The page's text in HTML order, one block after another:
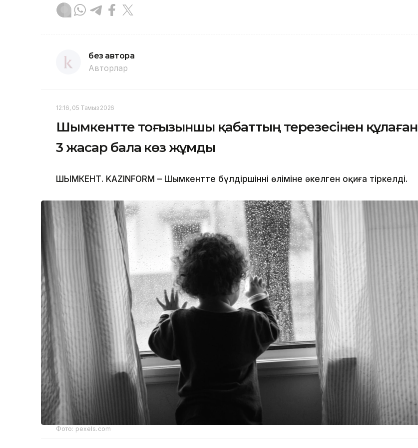
без автора
Авторлар
12:16, 05 Тамыз 2026
Шымкентте тоғызыншы қабаттың терезесінен құлаған
3 жасар бала көз жұмды
ШЫМКЕНТ. KAZINFORM – Шымкентте бүлдіршіннің өліміне әкелген оқиға тіркелді.
Фото: pexels.com